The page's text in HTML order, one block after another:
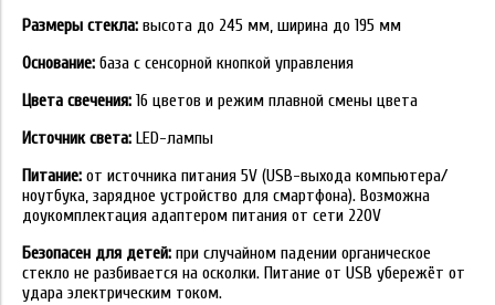
Размеры стекла: высота до 245 мм, ширина до 195 мм
Основание: база с сенсорной кнопкой управления
Цвета свечения: 16 цветов и режим плавной смены цвета
Источник света: LED-лампы
Питание: от источника питания 5V (USB-выхода компьютера/
ноутбука, зарядное устройство для смартфона). Возможна
доукомплектация адаптером питания от сети 220V
Безопасен для детей: при случайном падении органическое
стекло не разбивается на осколки. Питание от USB убережёт от
удара электрическим током.